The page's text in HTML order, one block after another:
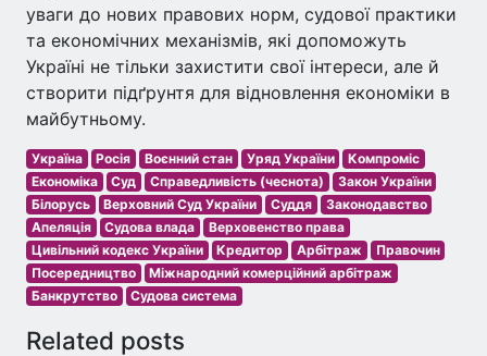
уваги до нових правових норм, судової практики
та економічних механізмів, які допоможуть
Україні не тільки захистити свої інтереси, але й
створити підґрунтя для відновлення економіки в
майбутньому.
Україна Росія Воєнний стан Уряд України
Компроміс
Економіка
Суд Справедливість (чеснота)
Закон України
Білорусь
Верховний Суд України Суддя
Законодавство
Апеляція
Судова влада
Верховенство права
Цивільний кодекс України
Кредитор Арбітраж
Правочин
Посередництво
Міжнародний комерційний арбітраж
Банкрутство
Судова система
Related posts